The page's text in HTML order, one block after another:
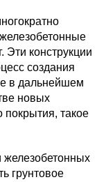
Эти конструкции
создания
в дальнейшем
новых
покрытия, такое
грунтовое